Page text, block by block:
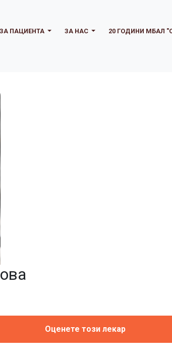
ПАЦИЕНТА ЗА НАС 20 ГОДИНИ МБАЛ
Оценете този лекар